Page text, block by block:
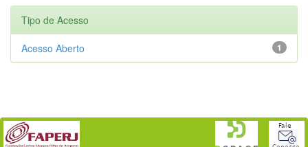
Tipo de Acesso
1
Acesso Aberto